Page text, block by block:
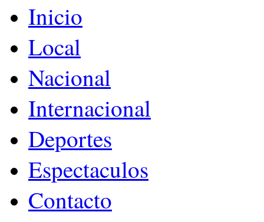
Inicio
Local
Nacional
Internacional
Deportes
Espectaculos
Contacto